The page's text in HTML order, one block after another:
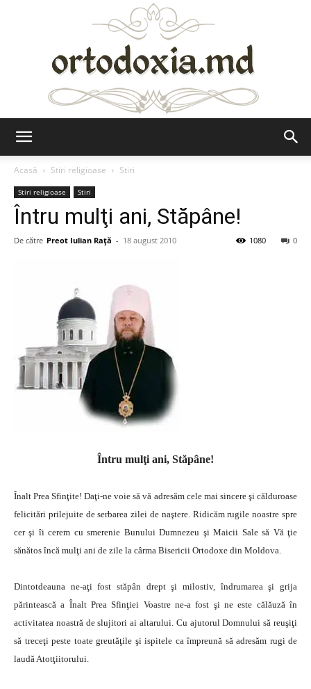
Acasă
Stiri religioase Stiri
Stiri religioase Stiri
Întru mulţi ani, Stăpâne!
De către Preot Iulian Raţă - 18 august 2010 0
1080
Întru mulţi ani, Stăpâne!
Înalt Prea Sfinţite! Daţi-ne voie să vă adresăm cele mai sincere şi călduroase
felicitări prilejuite de serbarea zilei de naştere. Ridicăm rugile noastre spre
cer şi îi cerem cu smerenie Bunului Dumnezeu şi Maicii Sale să Vă ţie
sănătos încă mulţi ani de zile la cârma Bisericii Ortodoxe din Moldova.
Dintotdeauna ne-aţi fost stăpân drept şi milostiv, îndrumarea şi grija
părintească a Înalt Prea Sfinţiei Voastre ne-a fost şi ne este călăuză în
activitatea noastră de slujitori ai altarului. Cu ajutorul Domnului să reuşiţi
să treceţi peste toate greutăţile şi ispitele ca împreună să adresăm rugi de
laudă Atotţiitorului.